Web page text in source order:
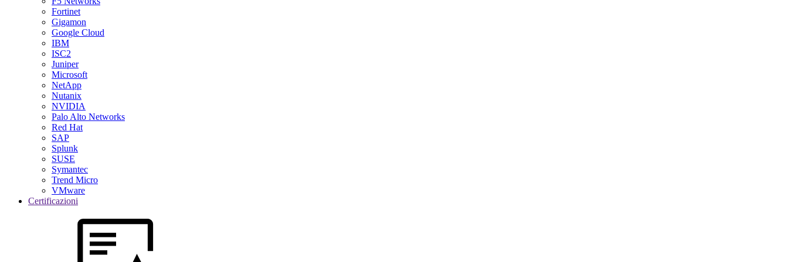
Fortinet
Gigamon
Google Cloud
IBM
ISC2
Juniper
Microsoft
NetApp
Nutanix
NVIDIA
Palo Alto Networks
Red Hat
SAP
Splunk
SUSE
Symantec
Trend Micro
VMware
Certificazioni